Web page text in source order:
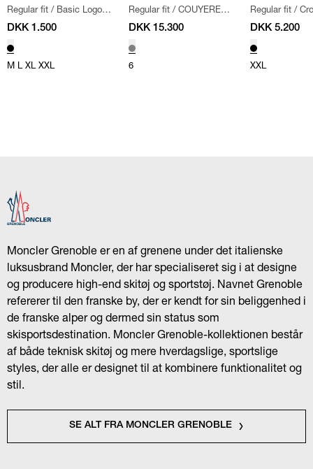
Regular fit / Basic Logo T-
shirt / SORT
DKK 1.500
M L XL XXL
Regular fit / COUYERE
JAKKE / GRÅ
DKK 15.300
6
Black Label
Regular fit /
SORT
DKK 5.200
XXL
Moncler Grenoble er en af grenene under det italienske
luksusbrand Moncler, der har specialiseret sig i at designe
og producere high-end skitøj og sportstøj. Navnet Grenoble
refererer til den franske by, der er kendt for sin beliggenhed i
de franske alper og dermed sin status som
skisportsdestination. Moncler Grenoble-kollektionen består
af både teknisk skitøj og mere hverdagslige, sportslige
styles, der alle er designet til at kombinere funktionalitet og
stil.
SE ALT FRA MONCLER GRENOBLE